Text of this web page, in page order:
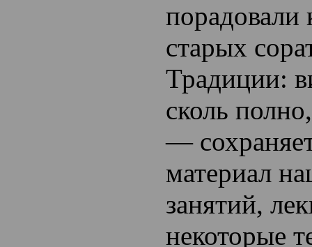
порадовали
старых
Традиции:
сколь
—
материал
занятий,
некоторые